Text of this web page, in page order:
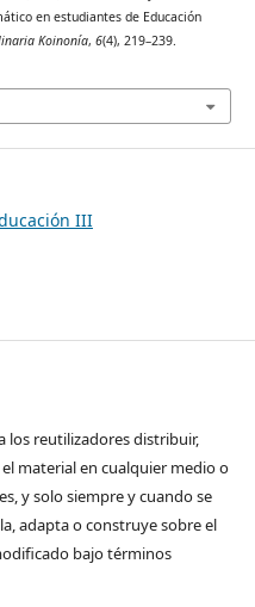
en estudiantes de Educación
Koinonía, 6(4), 219–239.
III
los reutilizadores distribuir,
material en cualquier medio o
y solo siempre y cuando se
adapta o construye sobre el
bajo términos